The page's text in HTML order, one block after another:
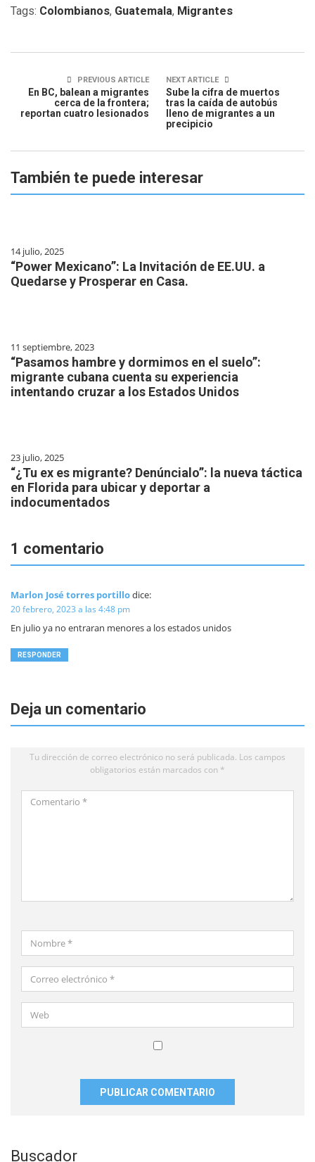
Tags: Colombianos, Guatemala, Migrantes
PREVIOUS ARTICLE
En BC, balean a migrantes
cerca de la frontera;
reportan cuatro lesionados
NEXT ARTICLE
Sube la cifra de muertos
tras la caída de autobús
lleno de migrantes a un
precipicio
También te puede interesar
14 julio, 2025
“Power Mexicano”: La Invitación de EE.UU. a
Quedarse y Prosperar en Casa.
11 septiembre, 2023
“Pasamos hambre y dormimos en el suelo”:
migrante cubana cuenta su experiencia
intentando cruzar a los Estados Unidos
23 julio, 2025
“¿Tu ex es migrante? Denúncialo”: la nueva táctica
en Florida para ubicar y deportar a
indocumentados
1 comentario
Marlon José torres portillodice:
20 febrero, 2023 a las 4:48 pm
En julio ya no entraran menores a los estados unidos
RESPONDER
Deja un comentario
Tu dirección de correo electrónico no será publicada. Los campos
obligatorios están marcados con *
Comentario
Nombre
*
Correo
electrónico
*Web
sitio
Buscador